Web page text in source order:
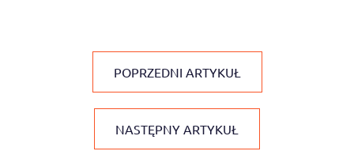
POPRZEDNI ARTYKUŁ
NASTĘPNY ARTYKUŁ